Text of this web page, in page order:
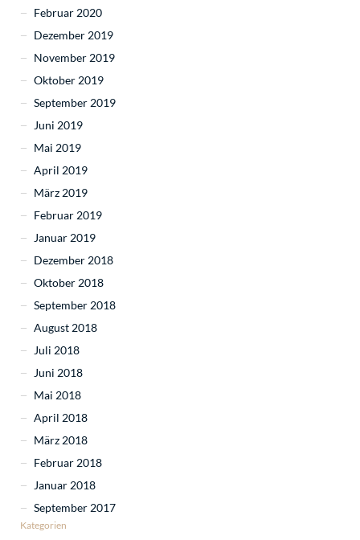
Februar 2020
Dezember 2019
November 2019
Oktober 2019
September 2019
Juni 2019
Mai 2019
April 2019
März 2019
Februar 2019
Januar 2019
Dezember 2018
Oktober 2018
September 2018
August 2018
Juli 2018
Juni 2018
Mai 2018
April 2018
März 2018
Februar 2018
Januar 2018
September 2017
Kategorien